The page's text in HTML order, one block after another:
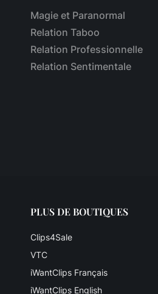
Magie et Paranormal
Relation Taboo
Relation Professionnelle
Relation Sentimentale
PLUS DE BOUTIQUES
Clips4Sale
VTC
iWantClips Français
iWantClips English